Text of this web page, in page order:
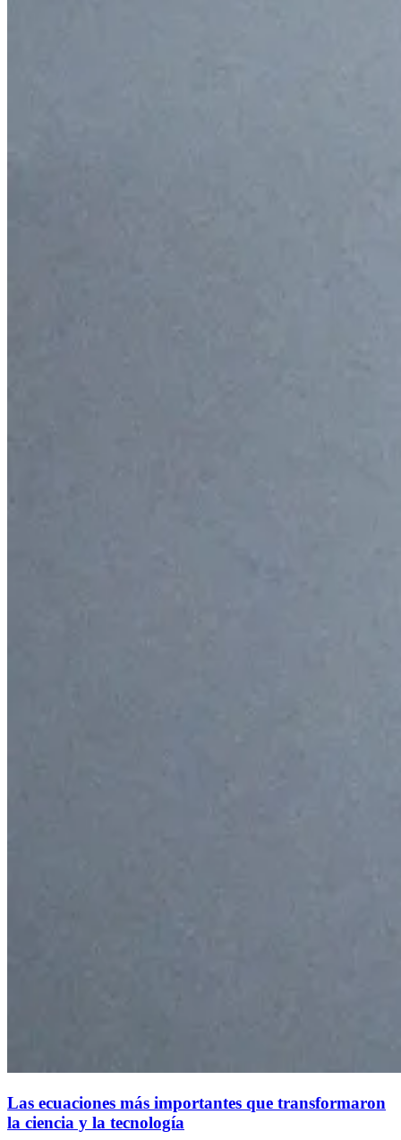
Las ecuaciones más importantes que transformaron
la ciencia y la tecnología